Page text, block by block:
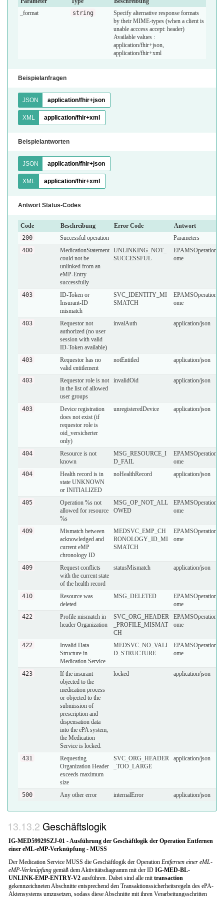
_format
string
Specify alternative response formats
by their MIME-types (when a client is
unable acccess accept: header)
Available values :
application/fhir+json,
application/fhir+xml
Beispielanfragen
JSON application/fhir+json
XML application/fhir+xml
Beispielantworten
JSON application/fhir+json
XML application/fhir+xml
Antwort Status-Codes
Code Beschreibung Error Code
Antwort
200
Successful operation
Parameters
400
MedicationStatement
could not be
unlinked from an
eMP-Entry
successfully
UNLINKING_NOT_
SUCCESSFUL
ome
403
ID-Token or
Insurant-ID
mismatch
SVC_IDENTITY_MI
SMATCH
ome
403
Requestor not
authorized (no user
session with valid
ID-Token available)
invalAuth application/json
403
Requestor has no
valid entitlement
notEntitled application/json
403
Requestor role is not
in the list of allowed
user groups
invalidOid application/json
403
Device registration
does not exist (if
requestor role is
oid_versicherter
only)
unregisteredDevice application/json
404
Resource is not
known
MSG_RESOURCE_I
D_FAIL
ome
404
Health record is in
state UNKNOWN
or INITIALIZED
noHealthRecord application/json
405
Operation %s not
allowed for resource
%s
MSG_OP_NOT_ALL
OWED
ome
409
Mismatch between
acknowledged and
current eMP
chronology ID
MEDSVC_EMP_CH
RONOLOGY_ID_MI
SMATCH
ome
409
Request conflicts
with the current state
of the health record
statusMismatch application/json
410
Resource was
deleted
MSG_DELETED
ome
422
Profile mismatch in
header Organization
SVC_ORG_HEADER
_PROFILE_MISMAT
CH
ome
422
Invalid Data
Structure in
Medication Service
MEDSVC_NO_VALI
D_STRUCTURE
ome
423
If the insurant
objected to the
medication process
or objected to the
submission of
prescription and
dispensation data
into the ePA system,
the Medication
Service is locked.
locked application/json
431
Requesting
Organization Header
exceeds maximum
size
SVC_ORG_HEADER
_TOO_LARGE
application/json
500 Any other error internalError application/json
Geschäftslogik
IG-MED59929SZJ-01 - Ausführung der Geschäftlogik der Operation Entfernen
einer eML-eMP-Verknüpfung - MUSS
Der Medication Service MUSS die Geschäftlogik der Operation Entfernen einer eML-
eMP-Verknüpfung gemäß dem Aktivitätsdiagramm mit der ID IG-MED-BL-
UNLINK-EMP-ENTRY-V2 ausführen. Dabei sind alle mit transaction
gekennzeichneten Abschnitte entsprechend den Transaktionssicherheitsregeln des ePA-
Aktensystems umzusetzen, sodass diese Abschnitte mit ihren Verarbeitungsschritten